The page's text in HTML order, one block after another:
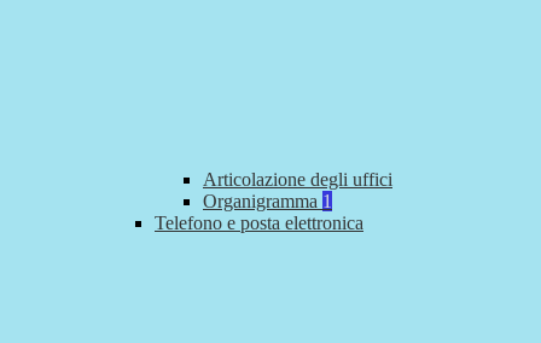
Articolazione degli uffici
Organigramma 1
Telefono e posta elettronica